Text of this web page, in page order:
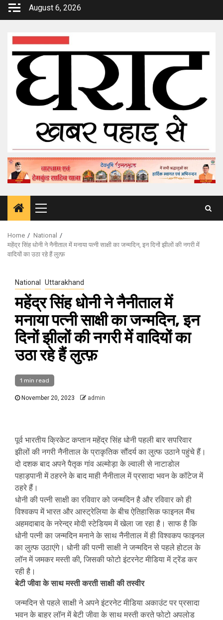
Skip
August 6, 2026
Primary
Menu
Home
National
महेंद्र सिंह धोनी ने नैनीताल में मनाया पत्नी साक्षी का जन्मदिन, इन दिनों झीलों की नगरी में
वादियों का उठा रहे हैं लुत्फ़
National Uttarakhand
महेंद्र सिंह धोनी ने नैनीताल में
मनाया पत्नी साक्षी का जन्मदिन, इन
दिनों झीलों की नगरी में वादियों का
उठा रहे हैं लुत्फ़
1 min read
November 20, 2023 admin
पूर्व भारतीय क्रिकेट कप्तान महेंद्र सिंह धोनी पहली बार सपरिवार
झीलों की नगरी नैनीताल के प्राकृतिक सौंदर्य का लुत्फ उठाने पहुंचे हैं।
दो दशक बाद अपने पैतृक गांव अल्मोड़ा के ल्वाली से नाटाडोल
पहाड़पानी में ठहरने के बाद माही नैनीताल में प्रसादा भवन के कॉटेज में
ठहरे हैं।
धोनी की पत्नी साक्षी का रविवार को जन्मदिन है और रविवार को ही
विश्वकप में भारत और आस्ट्रेलिया के बीच ऐतिहासिक फाइनल मैंच
अहमदाबाद के नरेन्द्र मोदी स्टेडियम में खेला जा रहा है। साफ है कि
धोनी पत्नी का जन्मदिन मनाने के साथ नैनीताल में ही विश्वकप फाइनल
का लुत्फ उठाएंगे। धोनी की पत्नी साक्षी ने जन्मदिन से पहले होटल के
लॉन में जमकर मस्ती की, जिसकी फोटो इंटरनेट मीडिया में ट्रेंड कर
रही है।
बेटी जीवा के साथ मस्ती करती साक्षी की तस्वीर
जन्मदिन से पहले साक्षी ने अपने इंटरनेट मीडिया अकाउंट पर प्रसादा
भवन के बाहर लॉन में बेटी जीवा के साथ मस्ती करते फोटो अपलोड